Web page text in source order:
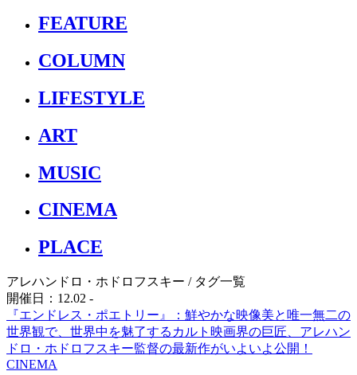
FEATURE
COLUMN
LIFESTYLE
ART
MUSIC
CINEMA
PLACE
アレハンドロ・ホドロフスキー / タグ一覧
開催日：12.02 -
『エンドレス・ポエトリー』：鮮やかな映像美と唯一無二の
世界観で、世界中を魅了するカルト映画界の巨匠、アレハン
ドロ・ホドロフスキー監督の最新作がいよいよ公開！
CINEMA